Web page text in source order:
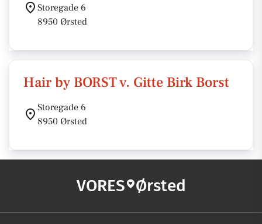
Storegade 6
8950 Ørsted
Hair by BORST v. Gitte Birk Borst
Storegade 6
8950 Ørsted
VORES Ørsted